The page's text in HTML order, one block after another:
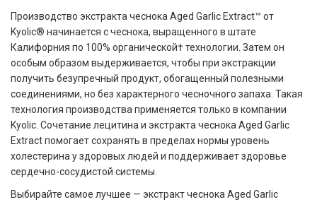
Производство экстракта чеснока Aged Garlic Extract™ от
Kyolic® начинается с чеснока, выращенного в штате
Калифорния по 100% органической† технологии. Затем он
особым образом выдерживается, чтобы при экстракции
получить безупречный продукт, обогащенный полезными
соединениями, но без характерного чесночного запаха. Такая
технология производства применяется только в компании
Kyolic. Сочетание лецитина и экстракта чеснока Aged Garlic
Extract помогает сохранять в пределах нормы уровень
холестерина у здоровых людей и поддерживает здоровье
сердечно-сосудистой системы.
Выбирайте самое лучшее — экстракт чеснока Aged Garlic